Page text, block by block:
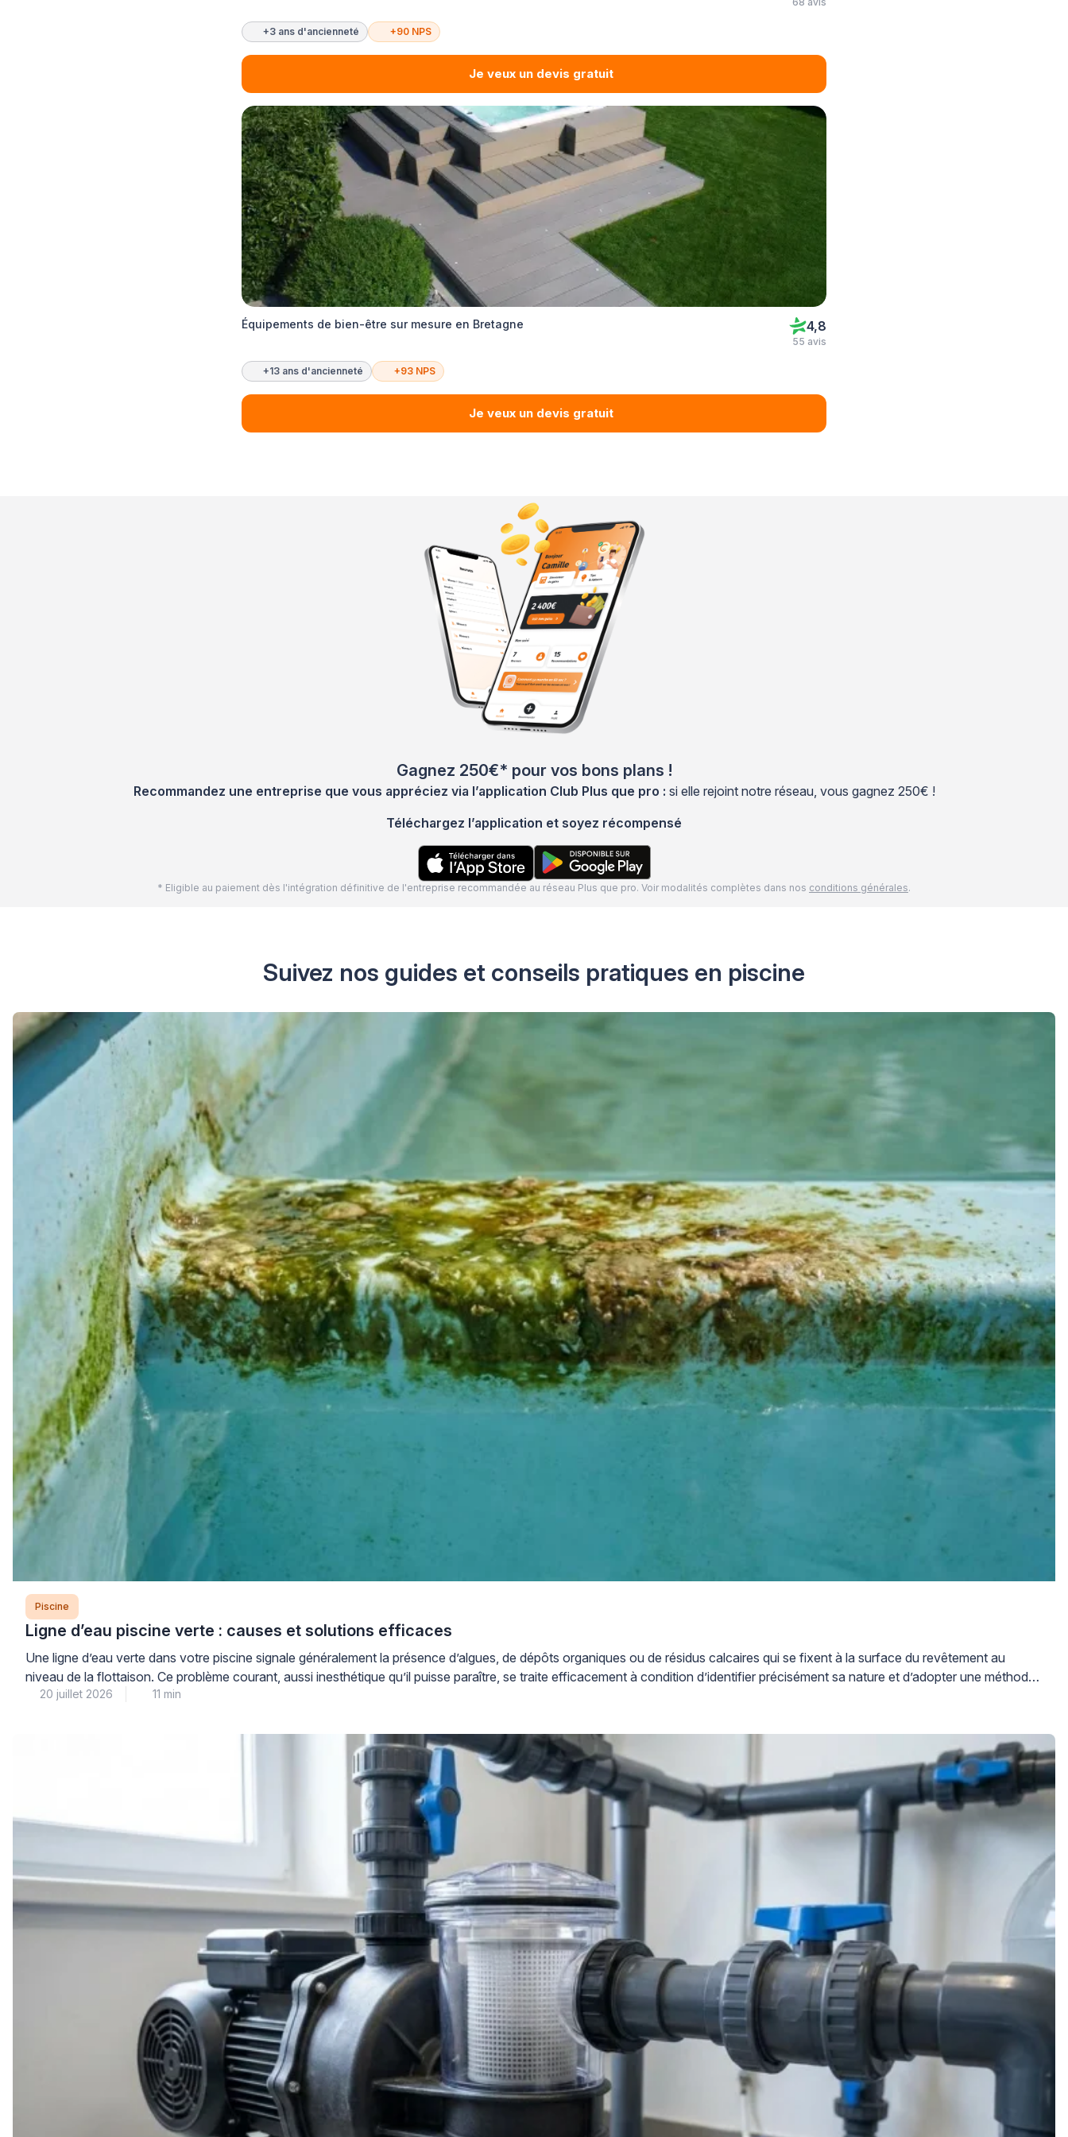
+3 ans d'ancienneté +90 NPS
Je veux un devis gratuit
Équipements de bien-être sur mesure en Bretagne 4,8
55 avis
+13 ans d'ancienneté +93 NPS
Je veux un devis gratuit
Gagnez 250€* pour vos bons plans !
Recommandez une entreprise que vous appréciez via l’application Club Plus que pro : si elle rejoint notre réseau, vous gagnez 250€ !
Téléchargez l’application et soyez récompensé
* Eligible au paiement dès l'intégration définitive de l'entreprise recommandée au réseau Plus que pro. Voir modalités complètes dans nos conditions générales.
Suivez nos guides et conseils pratiques en piscine
Piscine
Ligne d’eau piscine verte : causes et solutions efficaces
Une ligne d’eau verte dans votre piscine signale généralement la présence d’algues, de dépôts organiques ou de résidus calcaires qui se fixent à la surface du revêtement au
niveau de la flottaison. Ce problème courant, aussi inesthétique qu’il puisse paraître, se traite efficacement à condition d’identifier précisément sa nature et d’adopter une méthode
progressive adaptée […]
20 juillet 2026 11 min